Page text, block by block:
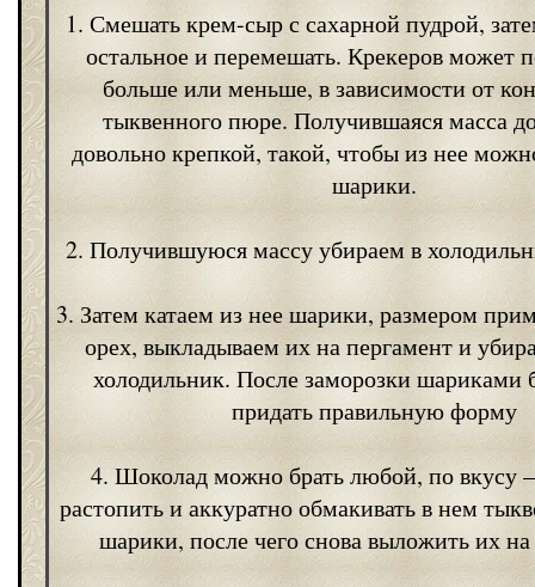
1. Смешать крем-сыр с сахарной пудрой,
остальное и перемешать. Крекеров может
больше или меньше, в зависимости от
тыквенного пюре. Получившаяся масса
довольно крепкой, такой, чтобы из нее
шарики.
2. Получившуюся массу убираем в
3. Затем катаем из нее шарики, размером
орех, выкладываем их на пергамент и
холодильник. После заморозки шариками
придать правильную форму
4. Шоколад можно брать любой, по вкусу
растопить и аккуратно обмакивать в нем
шарики, после чего снова выложить их